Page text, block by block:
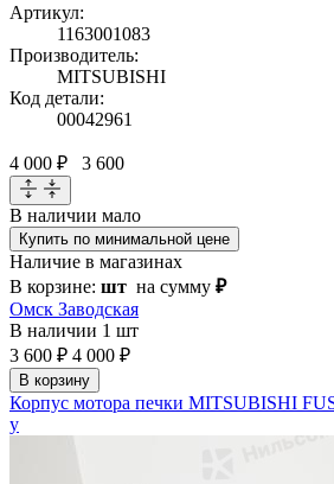
Артикул:
1163001083
Производитель:
MITSUBISHI
Код детали:
00042961
4 000 ₽ 3 600
В наличии мало
Купить по минимальной цене
Наличие в магазинах
В корзине: шт на сумму ₽
Омск Заводская
В наличии 1 шт
3 600 ₽ 4 000 ₽
В корзину
Корпус мотора печки MITSUBISHI
у